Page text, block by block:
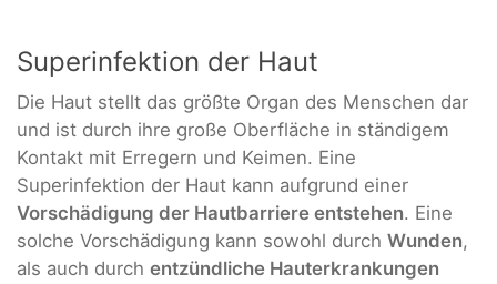
Superinfektion der Haut
Die Haut stellt das größte Organ des Menschen dar
und ist durch ihre große Oberfläche in ständigem
Kontakt mit Erregern und Keimen. Eine
Superinfektion der Haut kann aufgrund einer
Vorschädigung der Hautbarriere entstehen. Eine
solche Vorschädigung kann sowohl durch Wunden,
als auch durch entzündliche Hauterkrankungen